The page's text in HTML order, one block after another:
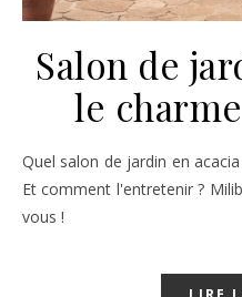
Salon de
le
Quel salon de jardin en acacia choisir ? Pour quelle utilisation ?
Et comment l'entretenir ?
vous !